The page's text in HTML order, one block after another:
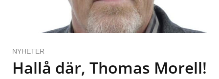
NYHETER
Hallå där, Thomas Morell!